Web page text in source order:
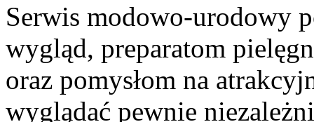
Serwis modowo-urodowy
wygląd, preparatom
oraz pomysłom na
wyglądać pewnie